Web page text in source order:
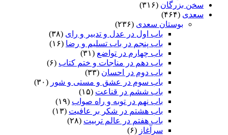
سخن بزرگان (۳۱۶)
سعدی (۴۶۴)
بوستان سعدی (۲۳۶)
باب اول در عدل و تدبیر و رای (۳۸)
باب پنجم در باب تسلیم و رضا (۱۶)
باب چهارم در تواضع (۳۱)
باب دهم در مناجات و ختم کتاب (۶)
باب دوم در احسان (۳۳)
باب سوم در عشق و مستی و شور (۳۰)
باب ششم در قناعت (۱۵)
باب نهم در توبه و راه صواب (۱۹)
باب هشتم در شکر بر عافیت (۱۳)
باب هفتم در عالم تربیت (۲۸)
سرآغاز (۶)